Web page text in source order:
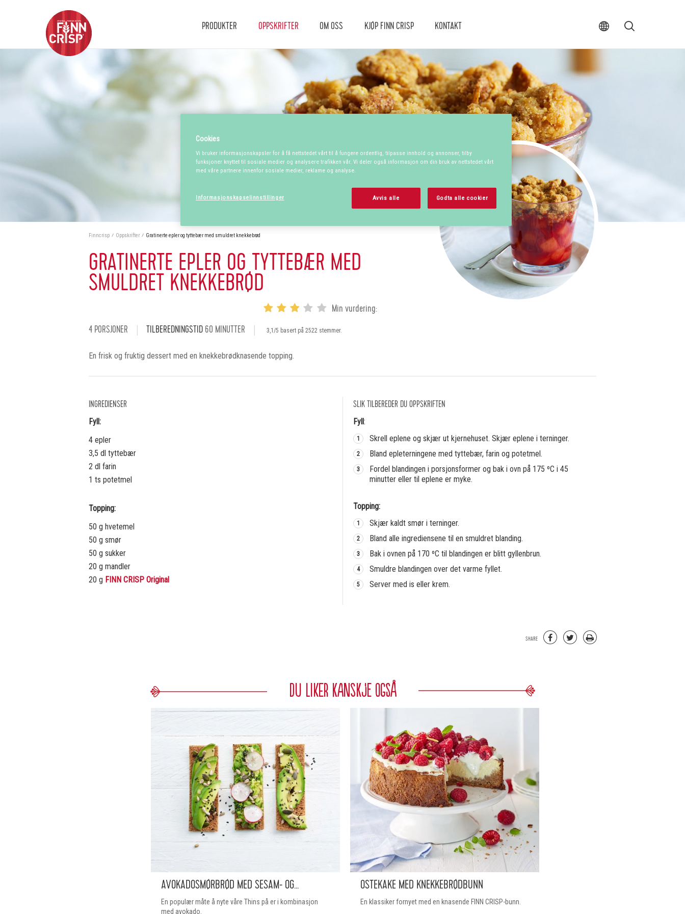
S�k
PRODUKTER OPPSKRIFTER OM OSS KJØP FINN CRISP KONTAKT
Val
Finncrisp Oppskrifter Gratinerte epler og tyttebær med smuldret knekkebrød
GRATINERTE EPLER OG TYTTEBÆR MED
SMULDRET KNEKKEBRØD
4 PORSJONER TILBEREDNINGSTID 60 MINUTTER
Min vurdering:
3,1/5 basert på 2522 stemmer.
En frisk og fruktig dessert med en knekkebrødknasende topping.
INGREDIENSER
Fyll:
4 epler
3,5 dl tyttebær
2 dl farin
1 ts potetmel
Topping:
50 g hvetemel
50 g smør
50 g sukker
20 g mandler
20 g FINN CRISP Original
SLIK TILBEREDER DU OPPSKRIFTEN
Fyll:
Skrell eplene og skjær ut kjernehuset. Skjær eplene i terninger.
Bland epleterningene med tyttebær, farin og potetmel.
Fordel blandingen i porsjonsformer og bak i ovn på 175 ºC i 45
minutter eller til eplene er myke.
Topping:
Skjær kaldt smør i terninger.
Bland alle ingrediensene til en smuldret blanding.
Bak i ovnen på 170 ºC til blandingen er blitt gyllenbrun.
Smuldre blandingen over det varme fyllet.
Server med is eller krem.
SHARE
DU LIKER KANSKJE OGSÅ
AVOKADOSMØRBRØD MED SESAM- OG...
En populær måte å nyte våre Thins på er i kombinasjon
med avokado.
OSTEKAKE MED KNEKKEBRØDBUNN
En klassiker fornyet med en knasende FINN CRISP-bunn.
Cookies
Vi bruker informasjonskapsler for å få nettstedet vårt til å fungere ordentlig, tilpasse innhold og annonser, tilby
funksjoner knyttet til sosiale medier og analysere trafikken vår. Vi deler også informasjon om din bruk av nettstedet vårt
med våre partnere innenfor sosiale medier, reklame og analyse.
Informasjonskapselinnstillinger Avvis alle Godta alle cookier